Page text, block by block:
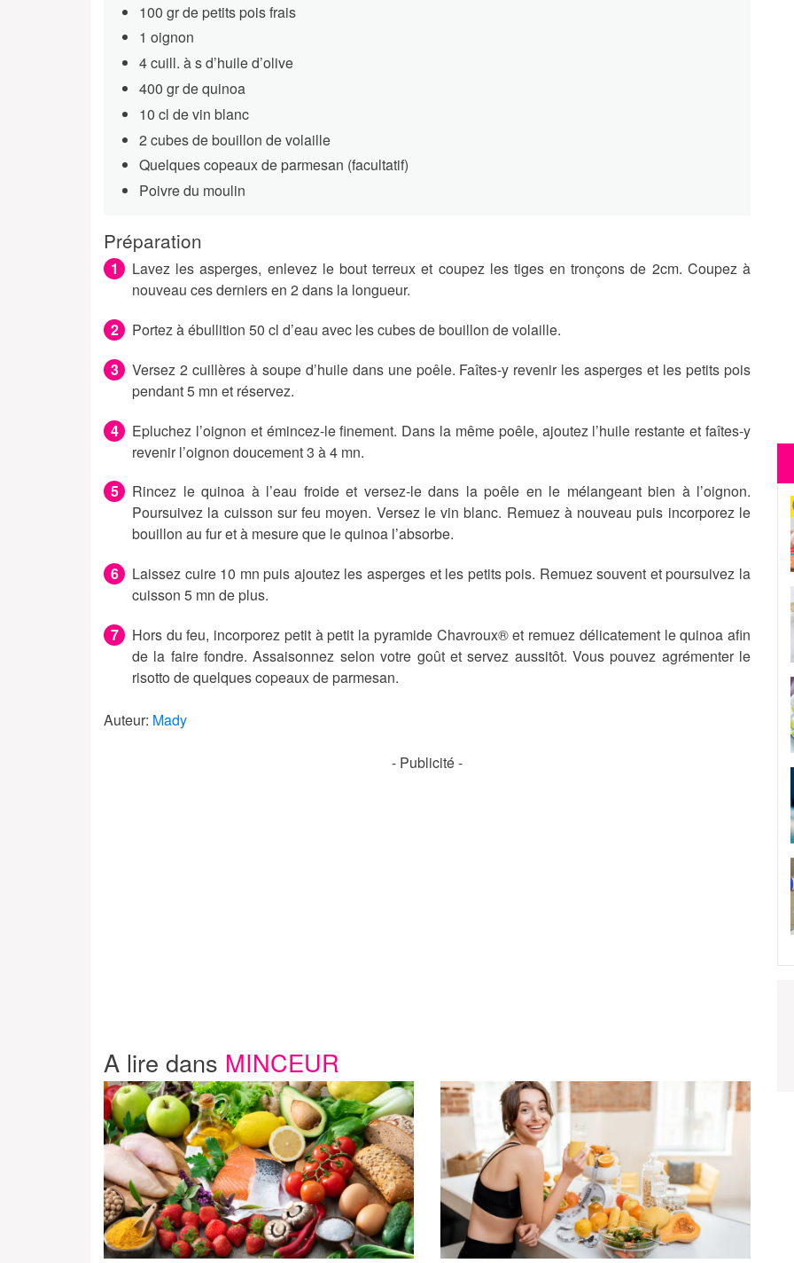
100 gr de petits pois frais
1 oignon
4 cuill. à s d’huile d’olive
400 gr de quinoa
10 cl de vin blanc
2 cubes de bouillon de volaille
Quelques copeaux de parmesan (facultatif)
Poivre du moulin
Préparation
Lavez les asperges, enlevez le bout terreux et coupez les tiges en tronçons de 2cm. Coupez à
nouveau ces derniers en 2 dans la longueur.
Portez à ébullition 50 cl d’eau avec les cubes de bouillon de volaille.
Versez 2 cuillères à soupe d’huile dans une poêle. Faîtes-y revenir les asperges et les petits pois
pendant 5 mn et réservez.
Epluchez l’oignon et émincez-le finement. Dans la même poêle, ajoutez l’huile restante et faîtes-y
revenir l’oignon doucement 3 à 4 mn.
Rincez le quinoa à l’eau froide et versez-le dans la poêle en le mélangeant bien à l’oignon.
Poursuivez la cuisson sur feu moyen. Versez le vin blanc. Remuez à nouveau puis incorporez le
bouillon au fur et à mesure que le quinoa l’absorbe.
Laissez cuire 10 mn puis ajoutez les asperges et les petits pois. Remuez souvent et poursuivez la
cuisson 5 mn de plus.
Hors du feu, incorporez petit à petit la pyramide Chavroux® et remuez délicatement le quinoa afin
de la faire fondre. Assaisonnez selon votre goût et servez aussitôt. Vous pouvez agrémenter le
risotto de quelques copeaux de parmesan.
Auteur: Mady
- Publicité -
A lire dans MINCEUR